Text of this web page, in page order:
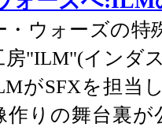
・ウォーズの特
房"ILM"(インダ
がSFXを担当
作りの舞台裏